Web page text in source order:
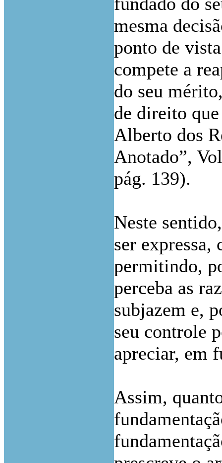
mesma
ponto de
compete a
do seu
de direito
Alberto dos
Anotado”,
pág. 139).
Neste
ser expressa,
permitindo,
perceba as
subjazem e,
seu controle
apreciar, em
Assim,